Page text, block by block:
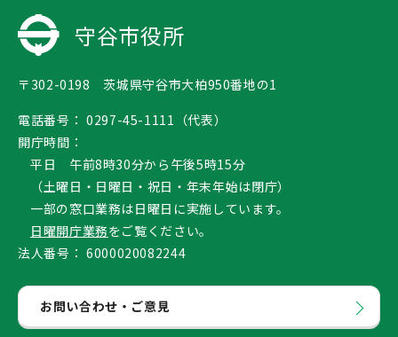
守谷市役所
〒302-0198 茨城県守谷市大柏950番地の1
電話番号： 0297-45-1111（代表）
開庁時間：
平日 午前8時30分から午後5時15分
（土曜日・日曜日・祝日・年末年始は閉庁）
一部の窓口業務は日曜日に実施しています。
日曜開庁業務をご覧ください。
法人番号： 6000020082244
お問い合わせ・ご意見